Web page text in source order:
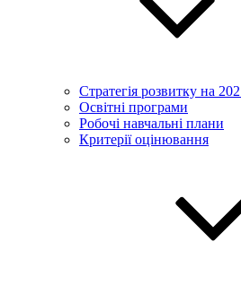
Стратегія розвитку на
Освітні програми
Робочі навчальні плани
Критерії оцінювання